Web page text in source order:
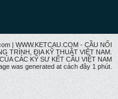
| WWW.KETCAU.COM - CẦU NỐI
TRÌNH, ĐỊA KỸ THUẬT VIỆT NAM.
CÁC KỸ SƯ KẾT CÂU VIỆT NAM
was generated at cách đây 1 phút.